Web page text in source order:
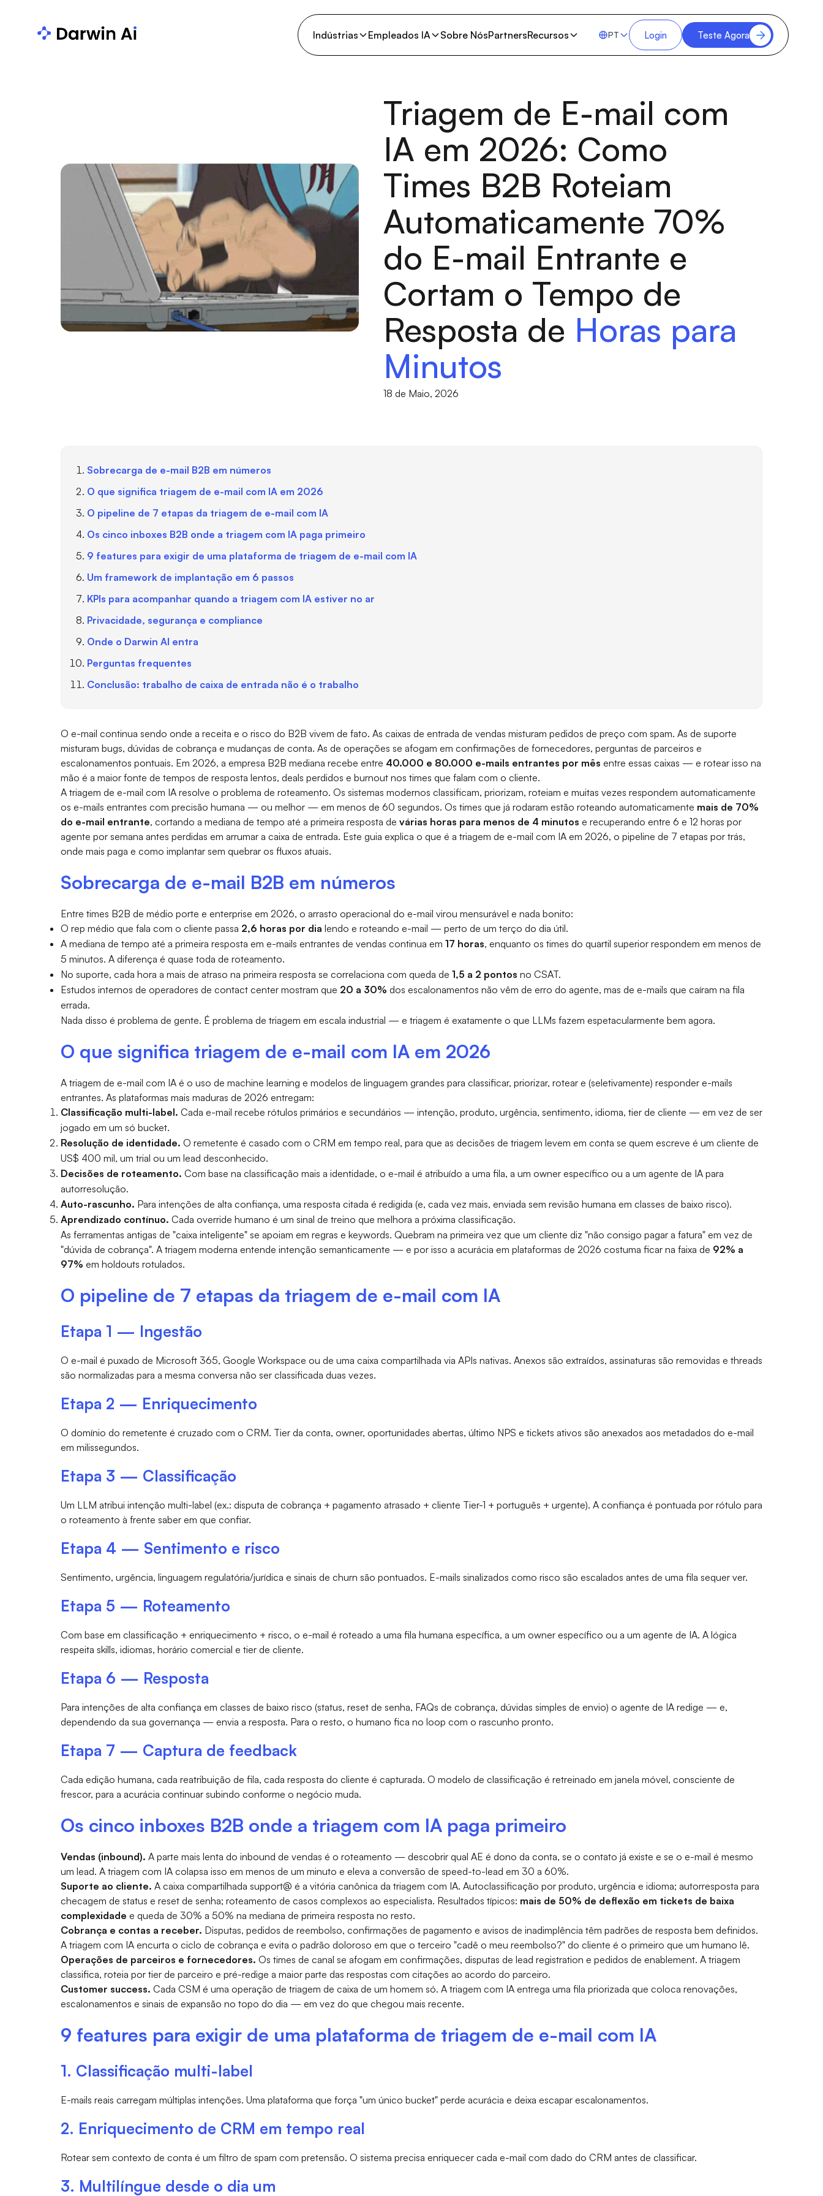
Indústrias Empleados IA Sobre NósPartnersRecursos PT Login Teste Agora
Triagem de E-mail com
IA em 2026: Como
Times B2B Roteiam
Automaticamente 70%
do E-mail Entrante e
Cortam o Tempo de
Resposta de Horas para
Minutos
18 de Maio, 2026
Sobrecarga de e-mail B2B em números
O que significa triagem de e-mail com IA em 2026
O pipeline de 7 etapas da triagem de e-mail com IA
Os cinco inboxes B2B onde a triagem com IA paga primeiro
9 features para exigir de uma plataforma de triagem de e-mail com IA
Um framework de implantação em 6 passos
KPIs para acompanhar quando a triagem com IA estiver no ar
Privacidade, segurança e compliance
Onde o Darwin AI entra
Perguntas frequentes
Conclusão: trabalho de caixa de entrada não é o trabalho
O e-mail continua sendo onde a receita e o risco do B2B vivem de fato. As caixas de entrada de vendas misturam pedidos de preço com spam. As de suporte
misturam bugs, dúvidas de cobrança e mudanças de conta. As de operações se afogam em confirmações de fornecedores, perguntas de parceiros e
escalonamentos pontuais. Em 2026, a empresa B2B mediana recebe entre 40.000 e 80.000 e-mails entrantes por mês entre essas caixas — e rotear isso na
mão é a maior fonte de tempos de resposta lentos, deals perdidos e burnout nos times que falam com o cliente.
A triagem de e-mail com IA resolve o problema de roteamento. Os sistemas modernos classificam, priorizam, roteiam e muitas vezes respondem automaticamente
os e-mails entrantes com precisão humana — ou melhor — em menos de 60 segundos. Os times que já rodaram estão roteando automaticamente mais de 70%
do e-mail entrante, cortando a mediana de tempo até a primeira resposta de várias horas para menos de 4 minutos e recuperando entre 6 e 12 horas por
agente por semana antes perdidas em arrumar a caixa de entrada. Este guia explica o que é a triagem de e-mail com IA em 2026, o pipeline de 7 etapas por trás,
onde mais paga e como implantar sem quebrar os fluxos atuais.
Sobrecarga de e-mail B2B em números
Entre times B2B de médio porte e enterprise em 2026, o arrasto operacional do e-mail virou mensurável e nada bonito:
O rep médio que fala com o cliente passa 2,6 horas por dia lendo e roteando e-mail — perto de um terço do dia útil.
A mediana de tempo até a primeira resposta em e-mails entrantes de vendas continua em 17 horas, enquanto os times do quartil superior respondem em menos de
5 minutos. A diferença é quase toda de roteamento.
No suporte, cada hora a mais de atraso na primeira resposta se correlaciona com queda de 1,5 a 2 pontos no CSAT.
Estudos internos de operadores de contact center mostram que 20 a 30% dos escalonamentos não vêm de erro do agente, mas de e-mails que caíram na fila
errada.
Nada disso é problema de gente. É problema de triagem em escala industrial — e triagem é exatamente o que LLMs fazem espetacularmente bem agora.
O que significa triagem de e-mail com IA em 2026
A triagem de e-mail com IA é o uso de machine learning e modelos de linguagem grandes para classificar, priorizar, rotear e (seletivamente) responder e-mails
entrantes. As plataformas mais maduras de 2026 entregam:
Classificação multi-label. Cada e-mail recebe rótulos primários e secundários — intenção, produto, urgência, sentimento, idioma, tier de cliente — em vez de ser
jogado em um só bucket.
Resolução de identidade. O remetente é casado com o CRM em tempo real, para que as decisões de triagem levem em conta se quem escreve é um cliente de
US$ 400 mil, um trial ou um lead desconhecido.
Decisões de roteamento. Com base na classificação mais a identidade, o e-mail é atribuído a uma fila, a um owner específico ou a um agente de IA para
autorresolução.
Auto-rascunho. Para intenções de alta confiança, uma resposta citada é redigida (e, cada vez mais, enviada sem revisão humana em classes de baixo risco).
Aprendizado contínuo. Cada override humano é um sinal de treino que melhora a próxima classificação.
As ferramentas antigas de "caixa inteligente" se apoiam em regras e keywords. Quebram na primeira vez que um cliente diz "não consigo pagar a fatura" em vez de
"dúvida de cobrança". A triagem moderna entende intenção semanticamente — e por isso a acurácia em plataformas de 2026 costuma ficar na faixa de 92% a
97% em holdouts rotulados.
O pipeline de 7 etapas da triagem de e-mail com IA
Etapa 1 — Ingestão
O e-mail é puxado de Microsoft 365, Google Workspace ou de uma caixa compartilhada via APIs nativas. Anexos são extraídos, assinaturas são removidas e threads
são normalizadas para a mesma conversa não ser classificada duas vezes.
Etapa 2 — Enriquecimento
O domínio do remetente é cruzado com o CRM. Tier da conta, owner, oportunidades abertas, último NPS e tickets ativos são anexados aos metadados do e-mail
em milissegundos.
Etapa 3 — Classificação
Um LLM atribui intenção multi-label (ex.: disputa de cobrança + pagamento atrasado + cliente Tier-1 + português + urgente). A confiança é pontuada por rótulo para
o roteamento à frente saber em que confiar.
Etapa 4 — Sentimento e risco
Sentimento, urgência, linguagem regulatória/jurídica e sinais de churn são pontuados. E-mails sinalizados como risco são escalados antes de uma fila sequer ver.
Etapa 5 — Roteamento
Com base em classificação + enriquecimento + risco, o e-mail é roteado a uma fila humana específica, a um owner específico ou a um agente de IA. A lógica
respeita skills, idiomas, horário comercial e tier de cliente.
Etapa 6 — Resposta
Para intenções de alta confiança em classes de baixo risco (status, reset de senha, FAQs de cobrança, dúvidas simples de envio) o agente de IA redige — e,
dependendo da sua governança — envia a resposta. Para o resto, o humano fica no loop com o rascunho pronto.
Etapa 7 — Captura de feedback
Cada edição humana, cada reatribuição de fila, cada resposta do cliente é capturada. O modelo de classificação é retreinado em janela móvel, consciente de
frescor, para a acurácia continuar subindo conforme o negócio muda.
Os cinco inboxes B2B onde a triagem com IA paga primeiro
Vendas (inbound). A parte mais lenta do inbound de vendas é o roteamento — descobrir qual AE é dono da conta, se o contato já existe e se o e-mail é mesmo
um lead. A triagem com IA colapsa isso em menos de um minuto e eleva a conversão de speed-to-lead em 30 a 60%.
Suporte ao cliente. A caixa compartilhada support@ é a vitória canônica da triagem com IA. Autoclassificação por produto, urgência e idioma; autorresposta para
checagem de status e reset de senha; roteamento de casos complexos ao especialista. Resultados típicos: mais de 50% de deflexão em tickets de baixa
complexidade e queda de 30% a 50% na mediana de primeira resposta no resto.
Cobrança e contas a receber. Disputas, pedidos de reembolso, confirmações de pagamento e avisos de inadimplência têm padrões de resposta bem definidos.
A triagem com IA encurta o ciclo de cobrança e evita o padrão doloroso em que o terceiro "cadê o meu reembolso?" do cliente é o primeiro que um humano lê.
Operações de parceiros e fornecedores. Os times de canal se afogam em confirmações, disputas de lead registration e pedidos de enablement. A triagem
classifica, roteia por tier de parceiro e pré-redige a maior parte das respostas com citações ao acordo do parceiro.
Customer success. Cada CSM é uma operação de triagem de caixa de um homem só. A triagem com IA entrega uma fila priorizada que coloca renovações,
escalonamentos e sinais de expansão no topo do dia — em vez do que chegou mais recente.
9 features para exigir de uma plataforma de triagem de e-mail com IA
1. Classificação multi-label
E-mails reais carregam múltiplas intenções. Uma plataforma que força "um único bucket" perde acurácia e deixa escapar escalonamentos.
2. Enriquecimento de CRM em tempo real
Rotear sem contexto de conta é um filtro de spam com pretensão. O sistema precisa enriquecer cada e-mail com dado do CRM antes de classificar.
3. Multilíngue desde o dia um